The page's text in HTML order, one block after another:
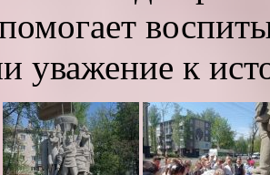
уважение к